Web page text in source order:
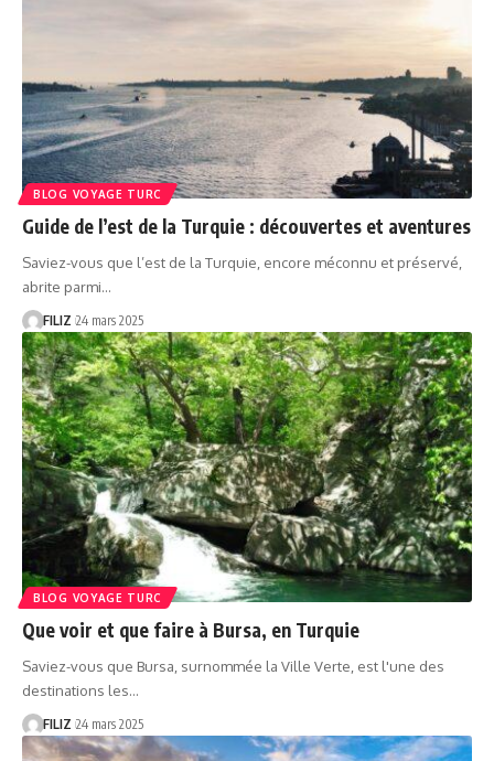
BLOG VOYAGE TURC
Guide de l’est de la Turquie : découvertes et aventures
Saviez-vous que l’est de la Turquie, encore méconnu et préservé,
abrite parmi…
FILIZ 24 mars 2025
BLOG VOYAGE TURC
Que voir et que faire à Bursa, en Turquie
Saviez-vous que Bursa, surnommée la Ville Verte, est l'une des
destinations les…
FILIZ 24 mars 2025